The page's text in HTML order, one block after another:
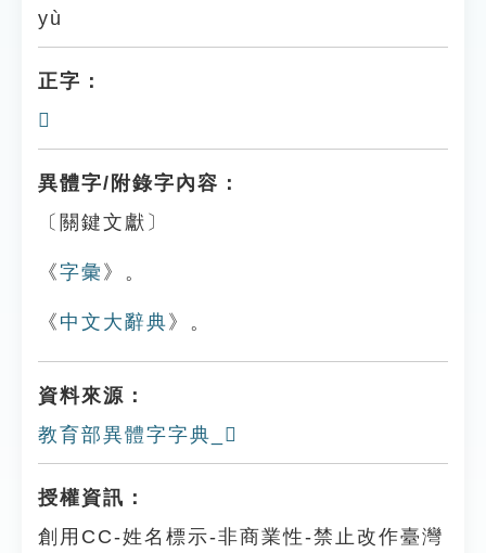
yù
正字：
𪑝
異體字/附錄字內容：
〔關鍵文獻〕
《字彙 》。
《 中文大辭典 》。
資料來源：
教育部異體字字典_𪒃
授權資訊：
創用CC-姓名標示-非商業性-禁止改作臺灣